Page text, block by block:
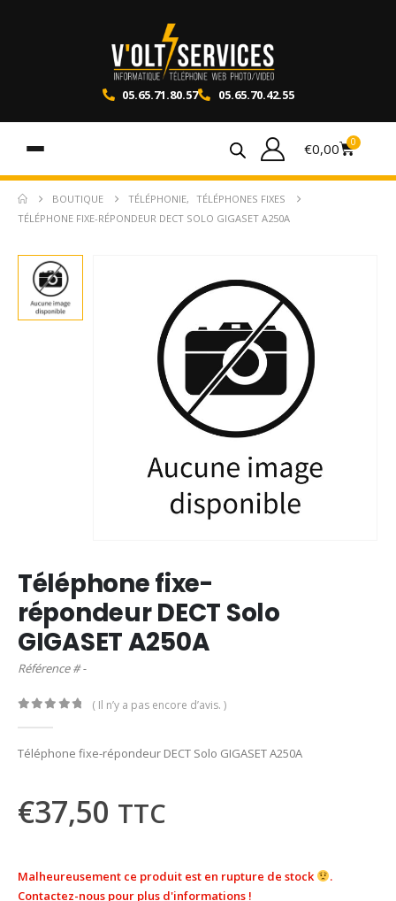
05.65.71.80.57 05.65.70.42.55
€0,00 0
BOUTIQUE TÉLÉPHONIE,
TÉLÉPHONES FIXES
TÉLÉPHONE FIXE-RÉPONDEUR DECT SOLO GIGASET A250A
Téléphone fixe-
répondeur DECT Solo
GIGASET A250A
Référence # -
( Il n’y a pas encore d’avis. )
Téléphone fixe-répondeur DECT Solo GIGASET A250A
€37,50 TTC
Malheureusement ce produit est en rupture de stock
.
Contactez-nous pour plus d'informations !